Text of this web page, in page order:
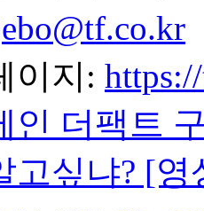
이지:
인 더팩트
고싶냐? [